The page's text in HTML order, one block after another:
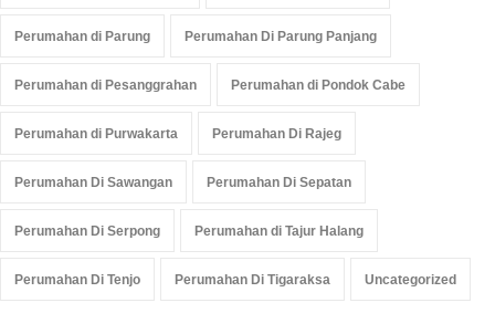
Perumahan di Parung Perumahan Di Parung Panjang
Perumahan di Pesanggrahan Perumahan di Pondok Cabe
Perumahan di Purwakarta Perumahan Di Rajeg
Perumahan Di Sawangan Perumahan Di Sepatan
Perumahan Di Serpong Perumahan di Tajur Halang
Perumahan Di Tenjo Perumahan Di Tigaraksa Uncategorized